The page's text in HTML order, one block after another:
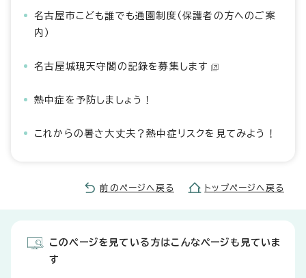
名古屋市こども誰でも通園制度（保護者の方へのご案
内）
名古屋城現天守閣の記録を募集します
熱中症を予防しましょう！
これからの暑さ大丈夫？熱中症リスクを見てみよう！
前のページへ戻る トップページへ戻る
このページを見ている方はこんなページも見ていま
す